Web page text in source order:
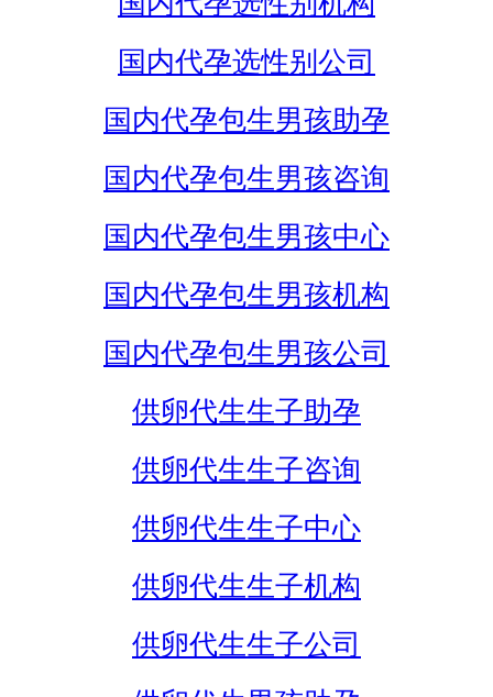
国内代孕选性别公司
国内代孕包生男孩助孕
国内代孕包生男孩咨询
国内代孕包生男孩中心
国内代孕包生男孩机构
国内代孕包生男孩公司
供卵代生生子助孕
供卵代生生子咨询
供卵代生生子中心
供卵代生生子机构
供卵代生生子公司